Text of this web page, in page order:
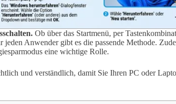
Ob über das Startmenü, per
Anwender gibt es die passende Methode.
eine wichtige Rolle.
und verständlich, damit Sie Ihren PC oder